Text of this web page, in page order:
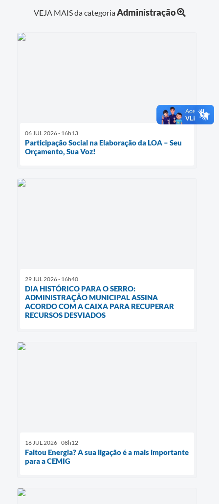
VEJA MAIS da categoriaAdministração
06 JUL 2026 - 16h13
Participação Social na Elaboração da LOA – Seu
Orçamento, Sua Voz!
29 JUL 2026 - 16h40
DIA HISTÓRICO PARA O SERRO:
ADMINISTRAÇÃO MUNICIPAL ASSINA
ACORDO COM A CAIXA PARA RECUPERAR
RECURSOS DESVIADOS
16 JUL 2026 - 08h12
Faltou Energia? A sua ligação é a mais importante
para a CEMIG